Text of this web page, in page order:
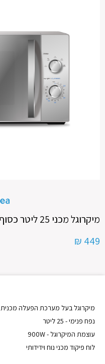
מיקרוגל מכני 25 ליטר כסוף דגם MM9P022KG
449 ₪
מיקרוגל בעל מערכת הפעלה מכנית
נפח פנימי - 25 ליטר
עוצמת המיקרוגל - 900W
לוח פיקוד מכני נוח וידידותי